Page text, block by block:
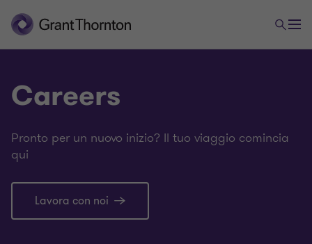
Careers
Pronto per un nuovo inizio? Il tuo viaggio comincia
qui
Lavora con noi